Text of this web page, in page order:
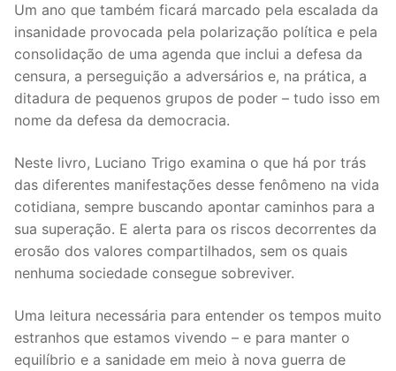
Um ano que também ficará marcado pela escalada da
insanidade provocada pela polarização política e pela
consolidação de uma agenda que inclui a defesa da
censura, a perseguição a adversários e, na prática, a
ditadura de pequenos grupos de poder – tudo isso em
nome da defesa da democracia.
Neste livro, Luciano Trigo examina o que há por trás
das diferentes manifestações desse fenômeno na vida
cotidiana, sempre buscando apontar caminhos para a
sua superação. E alerta para os riscos decorrentes da
erosão dos valores compartilhados, sem os quais
nenhuma sociedade consegue sobreviver.
Uma leitura necessária para entender os tempos muito
estranhos que estamos vivendo – e para manter o
equilíbrio e a sanidade em meio à nova guerra de